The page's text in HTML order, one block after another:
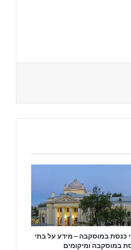
כנסת במוסקבה – מידע על בתי
במוסקבה ומיקומים